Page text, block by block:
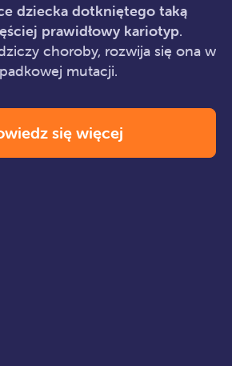
dziecka dotkniętego taką
prawidłowy kariotyp.
choroby, rozwija się ona w
mutacji.
się więcej